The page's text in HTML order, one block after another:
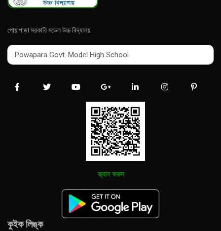
পোয়াপাড়া সরকারি মডেল উচ্চ বিদ্যালয়
Powapara Govt. Model High School
Powapara Govt. Model High School
স্ক্যান করুন
কুইক লিঙ্ক